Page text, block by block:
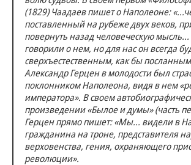
(1829) Чаадаев пишет о Наполеоне:
поставленный на рубеже двух веков,
повернуть назад человеческую
говорили о нем, но для нас он всегда
сверхъестественным, как бы
Александр Герцен в молодости был
поклонником Наполеона, видя в нем
императора». В своем
произведении «Былое и думы» (часть
Герцен прямо пишет: «Мы... видели в
гражданина на троне, представителя
верховенства, гения, охраняющего
революции».